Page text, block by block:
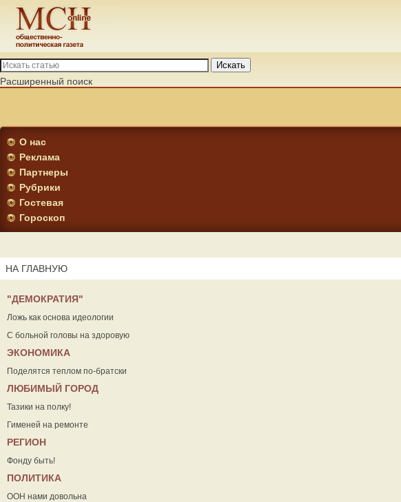
Искать
Расширенный поиск
О нас
Реклама
Партнеры
Рубрики
Гостевая
Гороскоп
НА ГЛАВНУЮ
"ДЕМОКРАТИЯ"
Ложь как основа идеологии
С больной головы на здоровую
ЭКОНОМИКА
Поделятся теплом по-братски
ЛЮБИМЫЙ ГОРОД
Тазики на полку!
Гименей на ремонте
РЕГИОН
Фонду быть!
ПОЛИТИКА
ООН нами довольна